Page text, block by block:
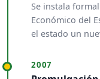
Se instala
Económico del
el estado un
2007